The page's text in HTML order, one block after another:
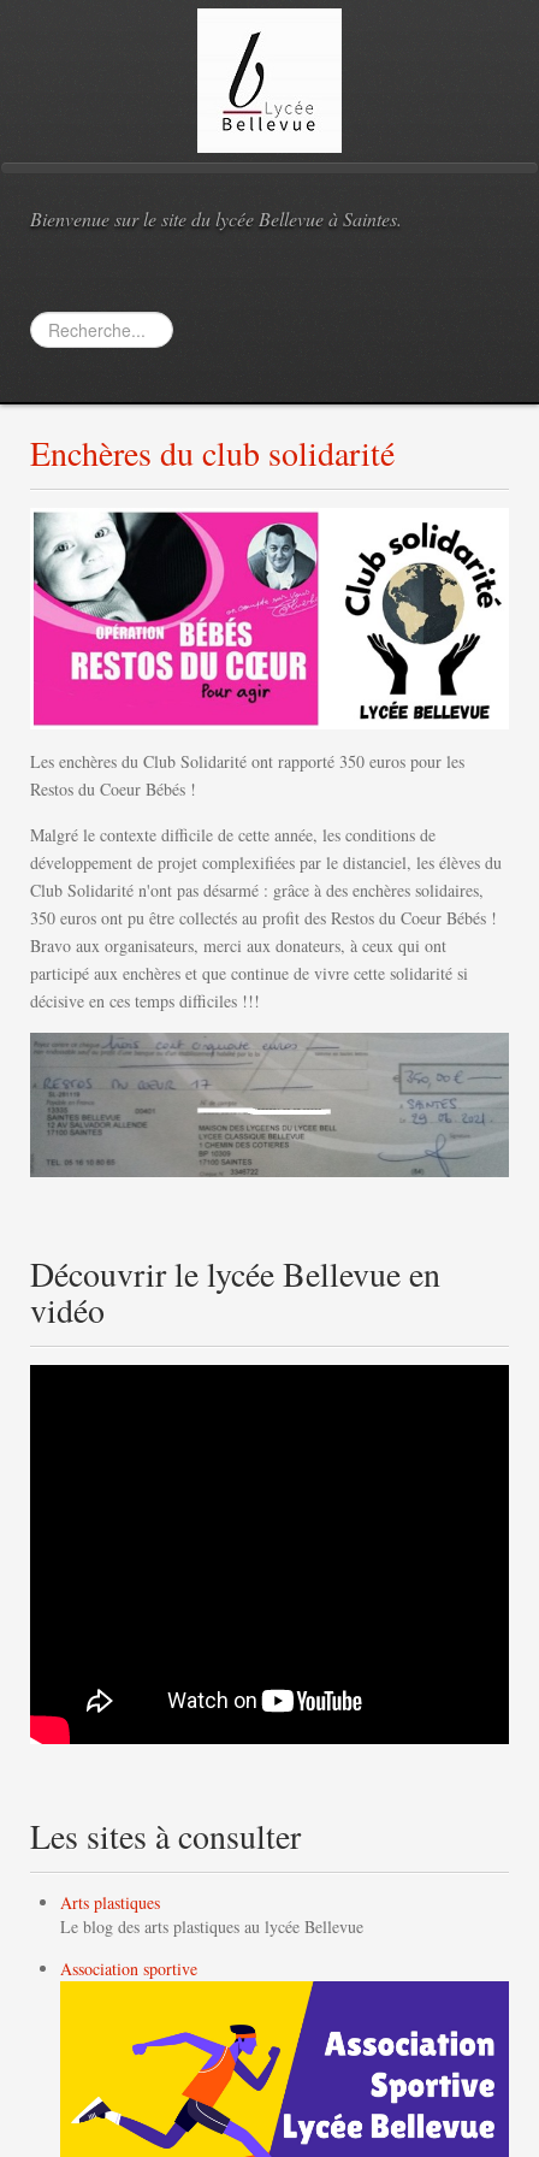
Bienvenue sur le site du lycée Bellevue à Saintes.
Rechercher
Enchères du club solidarité
Les enchères du Club Solidarité ont rapporté 350 euros pour les
Restos du Coeur Bébés !
Malgré le contexte difficile de cette année, les conditions de
développement de projet complexifiées par le distanciel, les élèves du
Club Solidarité n'ont pas désarmé : grâce à des enchères solidaires,
350 euros ont pu être collectés au profit des Restos du Coeur Bébés !
Bravo aux organisateurs, merci aux donateurs, à ceux qui ont
participé aux enchères et que continue de vivre cette solidarité si
décisive en ces temps difficiles !!!
Découvrir le lycée Bellevue en
vidéo
Les sites à consulter
Arts plastiques
Le blog des arts plastiques au lycée Bellevue
Association sportive